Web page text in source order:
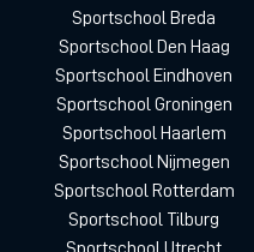
Sportschool Breda
Sportschool Den Haag
Sportschool Eindhoven
Sportschool Groningen
Sportschool Haarlem
Sportschool Nijmegen
Sportschool Rotterdam
Sportschool Tilburg